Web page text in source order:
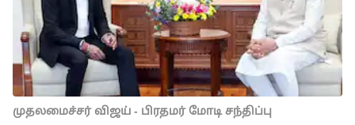
முதலமைச்சர் விஜய் - பிரதமர் மோடி சந்திப்பு